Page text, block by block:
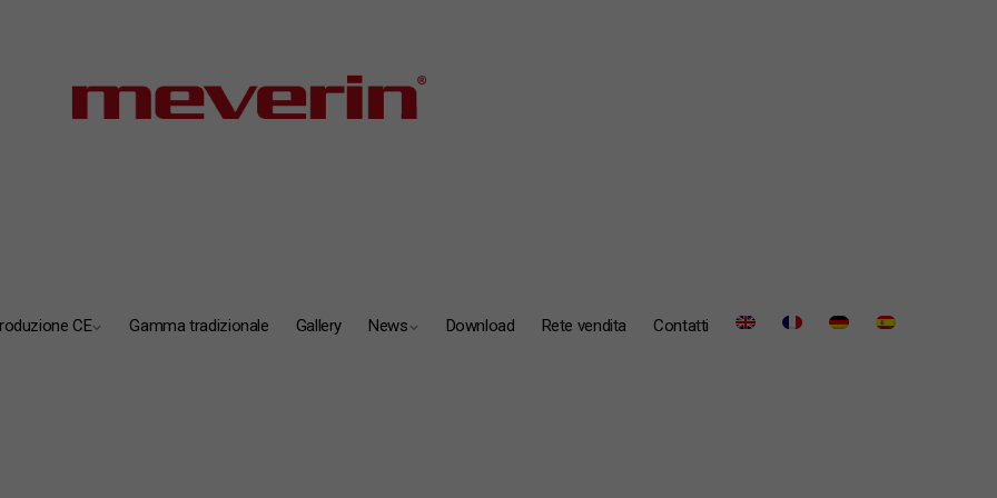
CE Gamma tradizionale Gallery News Download Rete vendita Contatti